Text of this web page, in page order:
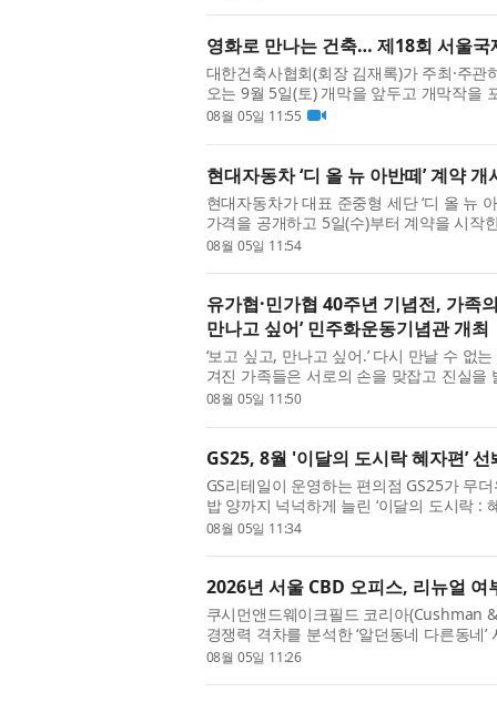
영화로 만나는 건축… 제18회 서울
대한건축사협회(회장 김재록)가 주최·주관
오는 9월 5일(토) 개막을 앞두고 개막작을
12개국 14편의 작품이...
08월 05일 11:55
현대자동차 ‘디 올 뉴 아반떼’ 계약 개
현대자동차가 대표 준중형 세단 ‘디 올 뉴
가격을 공개하고 5일(수)부터 계약을 시작
경 모델로, △정교한 ...
08월 05일 11:54
유가협·민가협 40주년 기념전, 가족
만나고 싶어’ 민주화운동기념관 개최
‘보고 싶고, 만나고 싶어.’ 다시 만날 수 없
겨진 가족들은 서로의 손을 맞잡고 진실
느덧 민주주의를 지...
08월 05일 11:50
GS25, 8월 '이달의 도시락 혜자편’
GS리테일이 운영하는 편의점 GS25가 무
밥 양까지 넉넉하게 늘린 ‘이달의 도시락 :
주 콘셉트를 정해 ...
08월 05일 11:34
2026년 서울 CBD 오피스, 리뉴얼 여
쿠시먼앤드웨이크필드 코리아(Cushman
경쟁력 격차를 분석한 ‘알던동네 다른동네
먼앤드웨이크필드가 독점 ...
08월 05일 11:26